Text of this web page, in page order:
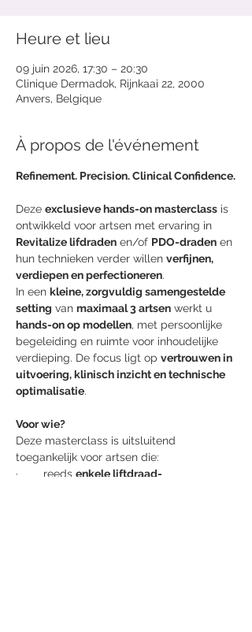
Heure et lieu
09 juin 2026, 17:30 – 20:30
Clinique Dermadok, Rijnkaai 22, 2000
Anvers, Belgique
À propos de l'événement
Refinement. Precision. Clinical Confidence.
Deze exclusieve hands-on masterclass is
ontwikkeld voor artsen met ervaring in
Revitalize lifdraden en/of PDO-draden en
hun technieken verder willen verfijnen,
verdiepen en perfectioneren.
In een kleine, zorgvuldig samengestelde
setting van maximaal 3 artsen werkt u
hands-on op modellen, met persoonlijke
begeleiding en ruimte voor inhoudelijke
verdieping. De focus ligt op vertrouwen in
uitvoering, klinisch inzicht en technische
optimalisatie.
Voor wie?
Deze masterclass is uitsluitend
toegankelijk voor artsen die:
·        reeds enkele liftdraad-